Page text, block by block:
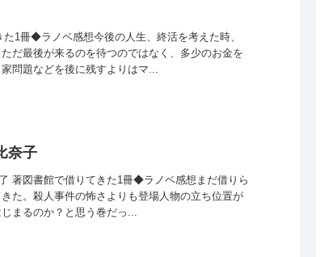
1冊◆ラノベ感想今後の人生、終活を考えた時、
だ最後が来るのを待つのではなく、多少のお金を
問題などを後に残すよりはマ...
奈子
著図書館で借りてきた1冊◆ラノベ感想まだ借りら
た。殺人事件の怖さよりも登場人物の立ち位置が
まるのか？と思う巻だっ...